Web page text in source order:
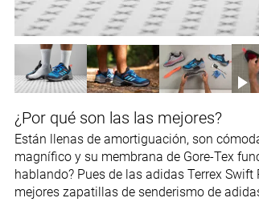
¿Por qué son las las mejores?
Están llenas de amortiguación, son
magnífico y su membrana de Gore-Tex
hablando? Pues de las adidas Terrex
mejores zapatillas de senderismo de